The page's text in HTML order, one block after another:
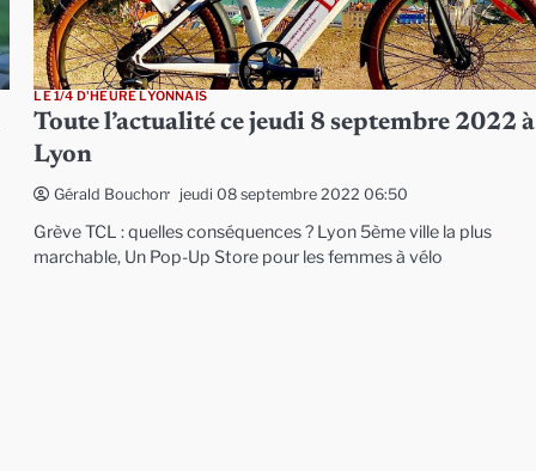
LE 1/4 D'HEURE LYONNAIS
Toute l’actualité ce jeudi 8 septembre 2022 à
Lyon
Gérald Bouchon jeudi 08 septembre 2022 06:50
Grève TCL : quelles conséquences ? Lyon 5ème ville la plus
marchable, Un Pop-Up Store pour les femmes à vélo